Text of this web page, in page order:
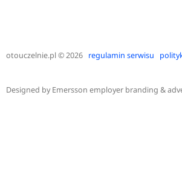
otouczelnie.pl© 2026 regulamin serwisu
Designed byEmersson employer branding &